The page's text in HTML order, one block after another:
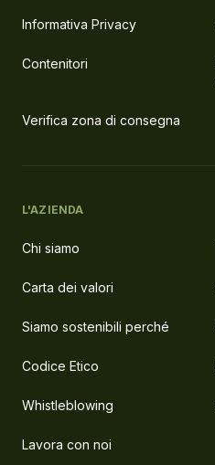
Informativa Privacy
Contenitori
Verifica zona di consegna
L'AZIENDA
Chi siamo
Carta dei valori
Siamo sostenibili perché
Codice Etico
Whistleblowing
Lavora con noi